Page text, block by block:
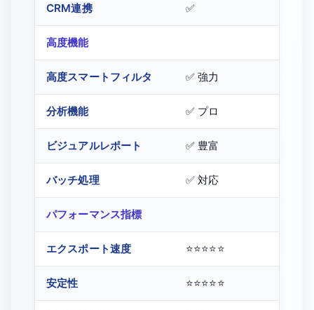
CRM連携 ✅
高度機能
高度スマートフィルタ ✅ 強力
分析機能 ✅ プロ
ビジュアルレポート ✅ 豊富
バッチ処理 ✅ 対応
パフォーマンス指標
エクスポート速度 ⭐⭐⭐⭐⭐
安定性 ⭐⭐⭐⭐⭐